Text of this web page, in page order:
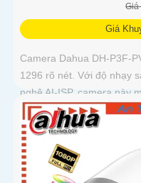
Giá
Giá
Camera Dahua DH-P3F-
1296 rõ nét. Với độ nhạy
nghệ AI-ISP, camera này
lẫn đêm